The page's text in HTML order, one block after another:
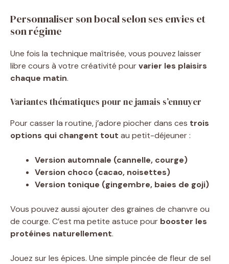
Personnaliser son bocal selon ses envies et
son régime
Une fois la technique maîtrisée, vous pouvez laisser
libre cours à votre créativité pourvarier les plaisirs
chaque matin.
Variantes thématiques pour ne jamais s’ennuyer
Pour casser la routine, j’adore piocher dans ces trois
options qui changent tout au petit-déjeuner :
Version automnale (cannelle, courge)
Version choco (cacao, noisettes)
Version tonique (gingembre, baies de goji)
Vous pouvez aussi ajouter des graines de chanvre ou
de courge. C’est ma petite astuce pour booster les
protéines naturellement.
Jouez sur les épices. Une simple pincée de fleur de sel